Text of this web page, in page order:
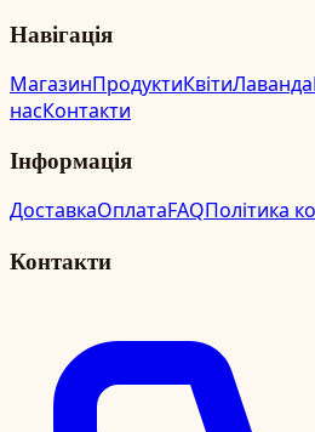
Навігація
МагазинПродуктиКвітиЛаванда
насКонтакти
Інформація
ДоставкаОплатаFAQПолітика
Контакти